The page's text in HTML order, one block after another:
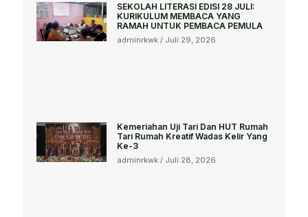
SEKOLAH LITERASI EDISI 28 JULI:
KURIKULUM MEMBACA YANG
RAMAH UNTUK PEMBACA PEMULA
adminrkwk Juli 29, 2026
Kemeriahan Uji Tari Dan HUT Rumah
Tari Rumah Kreatif Wadas Kelir Yang
Ke-3
adminrkwk Juli 28, 2026